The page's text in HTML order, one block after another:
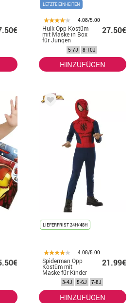
LETZTE EINHEITEN
4.08/5.00
Hulk Opp Kostüm
mit Maske in Box
für Jungen
27.50€
5-7J 8-10J
HINZUFÜGEN
LIEFERFRIST 24H/48H
4.08/5.00
Spiderman Opp
Kostüm mit
Maske für Kinder
21.99€
3-4J 5-6J 7-8J
HINZUFÜGEN